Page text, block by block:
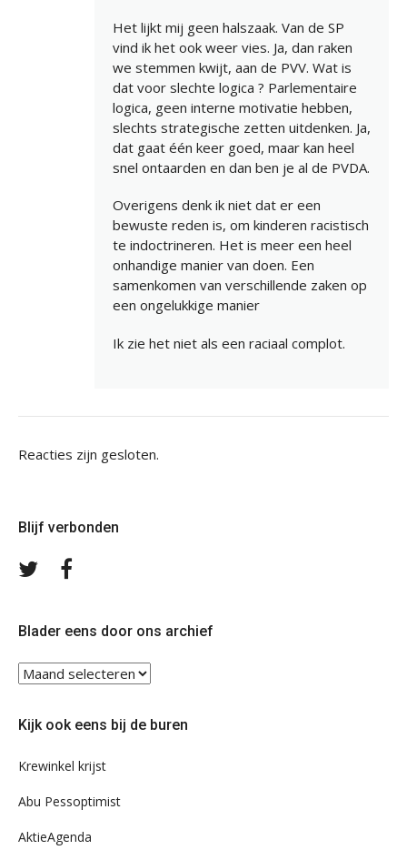
Het lijkt mij geen halszaak. Van de SP
vind ik het ook weer vies. Ja, dan raken
we stemmen kwijt, aan de PVV. Wat is
dat voor slechte logica ? Parlementaire
logica, geen interne motivatie hebben,
slechts strategische zetten uitdenken. Ja,
dat gaat één keer goed, maar kan heel
snel ontaarden en dan ben je al de PVDA.
Overigens denk ik niet dat er een
bewuste reden is, om kinderen racistisch
te indoctrineren. Het is meer een heel
onhandige manier van doen. Een
samenkomen van verschillende zaken op
een ongelukkige manier
Ik zie het niet als een raciaal complot.
Reacties zijn gesloten.
Blijf verbonden
Volg
Blader eens door ons archief
Blader
eens
ons
Kijk ook eens bij de buren
Krewinkel krijst
Abu Pessoptimist
AktieAgenda